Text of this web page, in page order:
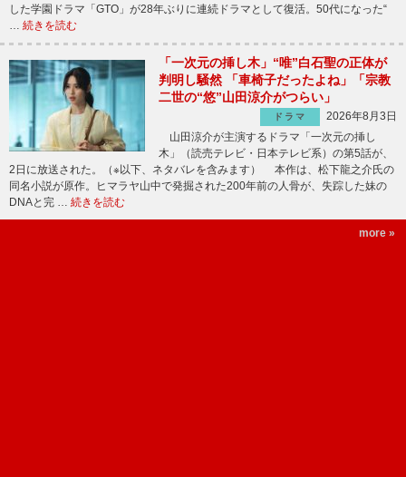
した学園ドラマ「GTO」が28年ぶりに連続ドラマとして復活。50代になった“
… 続きを読む
「一次元の挿し木」“唯”白石聖の正体が
判明し騒然 「車椅子だったよね」「宗教
二世の“悠”山田涼介がつらい」
ドラマ
2026年8月3日
山田涼介が主演するドラマ「一次元の挿し
木」（読売テレビ・日本テレビ系）の第5話が、
2日に放送された。（※以下、ネタバレを含みます） 本作は、松下龍之介氏の
同名小説が原作。ヒマラヤ山中で発掘された200年前の人骨が、失踪した妹の
DNAと完 … 続きを読む
more »